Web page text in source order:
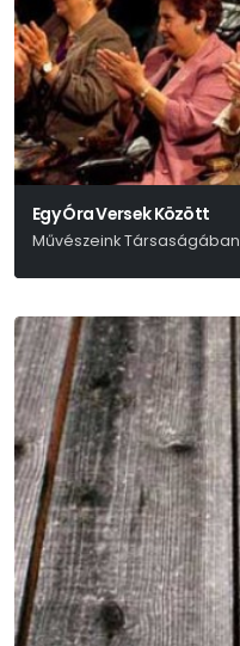
Egy Óra Versek Között
Művészeink Társaságában